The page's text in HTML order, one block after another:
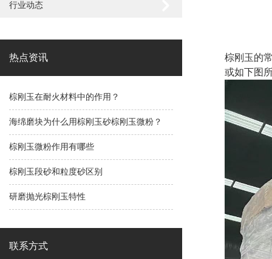
行业动态
热点资讯
棕刚玉在耐火材料中的作用？
海绵磨块为什么用棕刚玉砂棕刚玉微粉？
棕刚玉微粉作用有哪些
棕刚玉段砂和粒度砂区别
研磨抛光棕刚玉特性
联系方式
棕刚玉的
或如下图